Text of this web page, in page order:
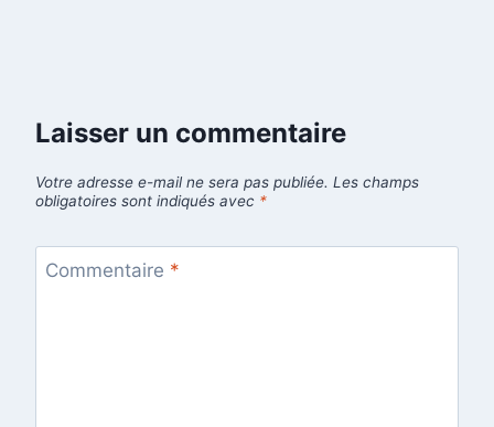
Laisser un commentaire
Votre adresse e-mail ne sera pas publiée. Les champs
obligatoires sont indiqués avec *
Commentaire *